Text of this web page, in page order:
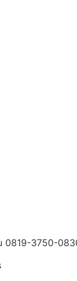
0819-3750-